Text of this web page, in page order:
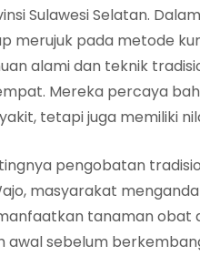
Sulawesi Selatan.
merujuk pada metode
alami dan teknik
Mereka percaya
tetapi juga memiliki
pengobatan
masyarakat
tanaman obat
awal sebelum